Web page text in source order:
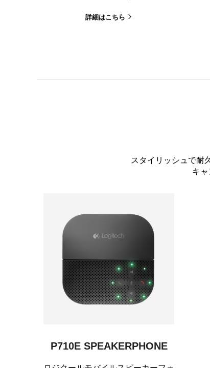
詳細はこちら
スタイリッシュで耐
キ
P710E SPEAKERPHONE